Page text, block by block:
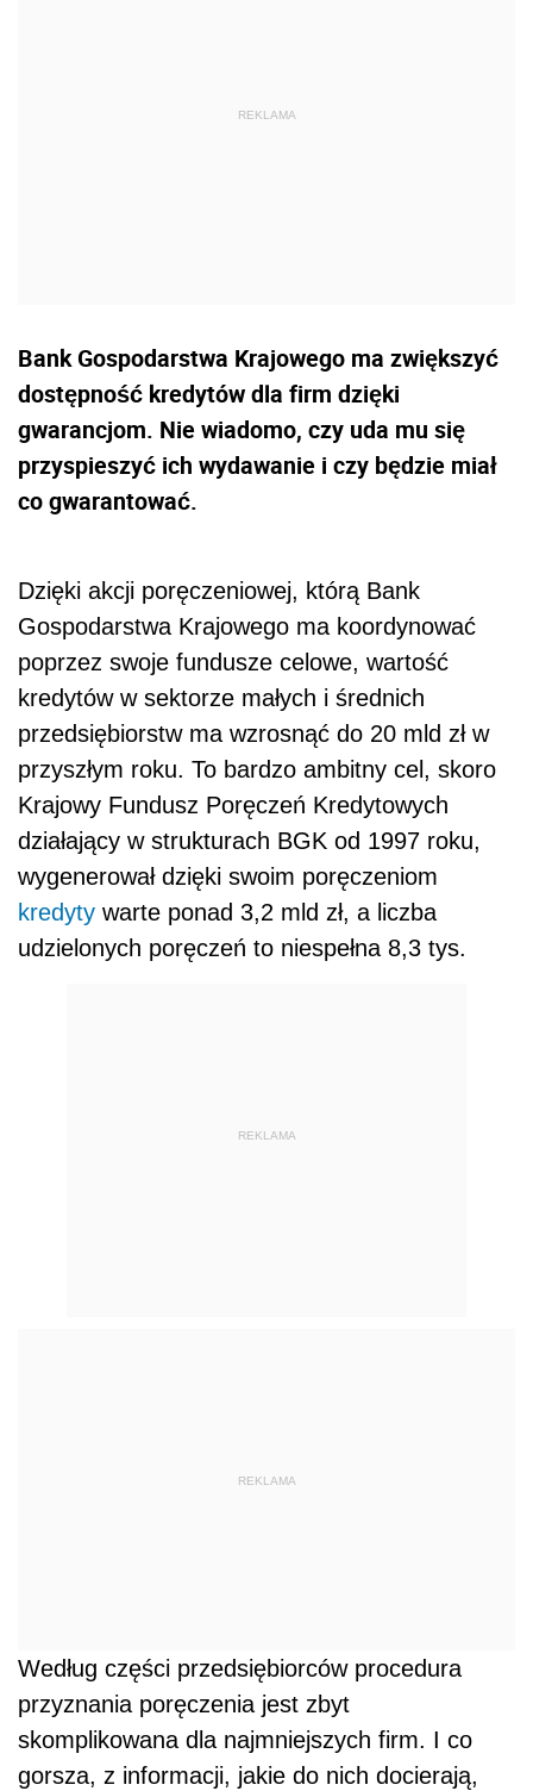
Bank Gospodarstwa Krajowego ma zwiększyć
dostępność kredytów dla firm dzięki
gwarancjom. Nie wiadomo, czy uda mu się
przyspieszyć ich wydawanie i czy będzie miał
co gwarantować.
Dzięki akcji poręczeniowej, którą Bank
Gospodarstwa Krajowego ma koordynować
poprzez swoje fundusze celowe, wartość
kredytów w sektorze małych i średnich
przedsiębiorstw ma wzrosnąć do 20 mld zł w
przyszłym roku. To bardzo ambitny cel, skoro
Krajowy Fundusz Poręczeń Kredytowych
działający w strukturach BGK od 1997 roku,
wygenerował dzięki swoim poręczeniom
kredyty warte ponad 3,2 mld zł, a liczba
udzielonych poręczeń to niespełna 8,3 tys.
REKLAMA
REKLAMA
Według części przedsiębiorców procedura
przyznania poręczenia jest zbyt
skomplikowana dla najmniejszych firm. I co
gorsza, z informacji, jakie do nich docierają,